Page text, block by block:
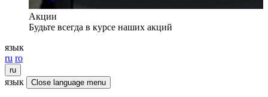
Акции
Будьте всегда в курсе наших акций
язык
ru ro
ru
язык Close language menu